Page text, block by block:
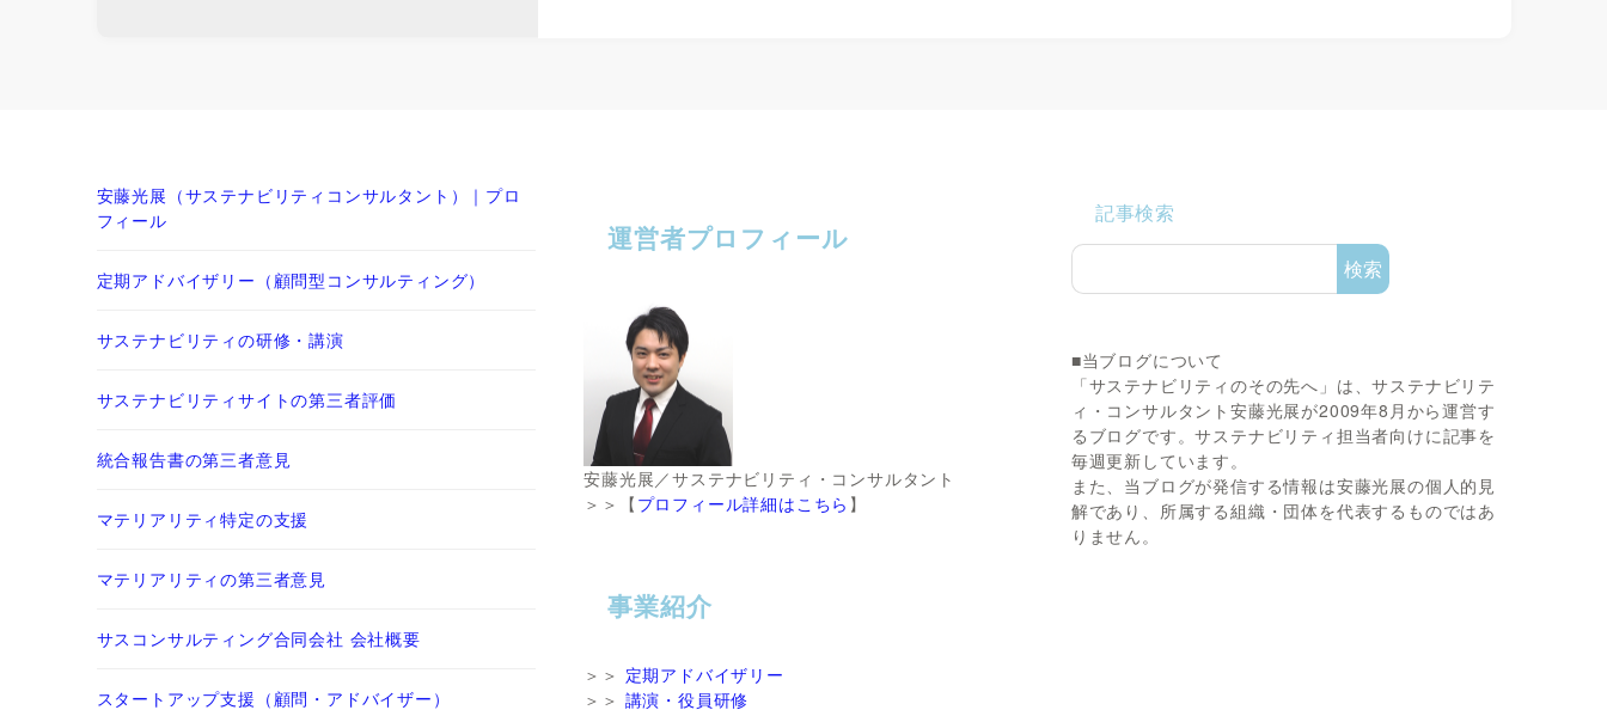
安藤光展（サステナビリティコンサルタント）｜プロ
フィール
定期アドバイザリー（顧問型コンサルティング）
サステナビリティの研修・講演
サステナビリティサイトの第三者評価
統合報告書の第三者意見
マテリアリティ特定の支援
マテリアリティの第三者意見
サスコンサルティング合同会社 会社概要
スタートアップ支援（顧問・アドバイザー）
運営者プロフィール
安藤光展／サステナビリティ・コンサルタント
＞＞【 プロフィール詳細はこちら 】
事業紹介
＞＞ 定期アドバイザリー
＞＞ 講演・役員研修
記事検索
検索
■当ブログについて
「サステナビリティのその先へ」は、サステナビリテ
ィ・コンサルタント安藤光展が2009年8月から運営す
るブログです。サステナビリティ担当者向けに記事を
毎週更新しています。
また、当ブログが発信する情報は安藤光展の個人的見
解であり、所属する組織・団体を代表するものではあ
りません。